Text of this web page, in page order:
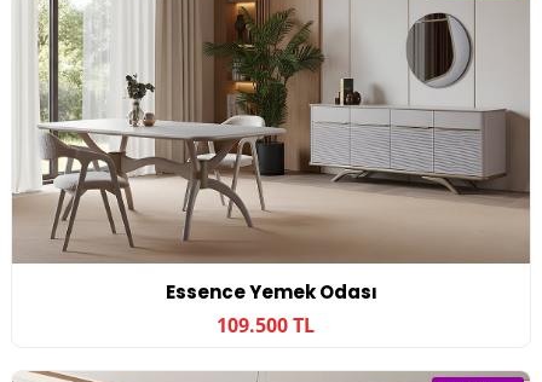
Essence Yemek Odası
109.500 TL